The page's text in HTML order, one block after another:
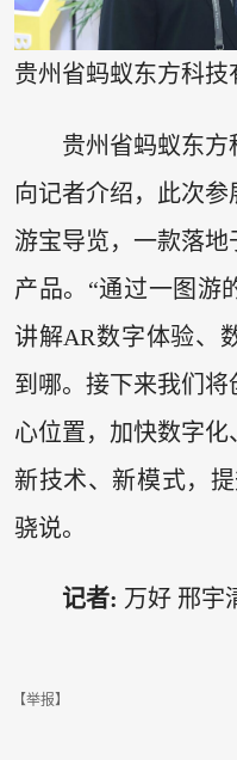
贵州省蚂蚁东方科
贵州省蚂蚁东
向记者介绍，此次
游宝导览，一款落
产品。“通过一图游
讲解AR数字体验、
到哪。接下来我们
心位置，加快数字
新技术、新模式，
骁说。
记者: 万好 邢宇
【举报】